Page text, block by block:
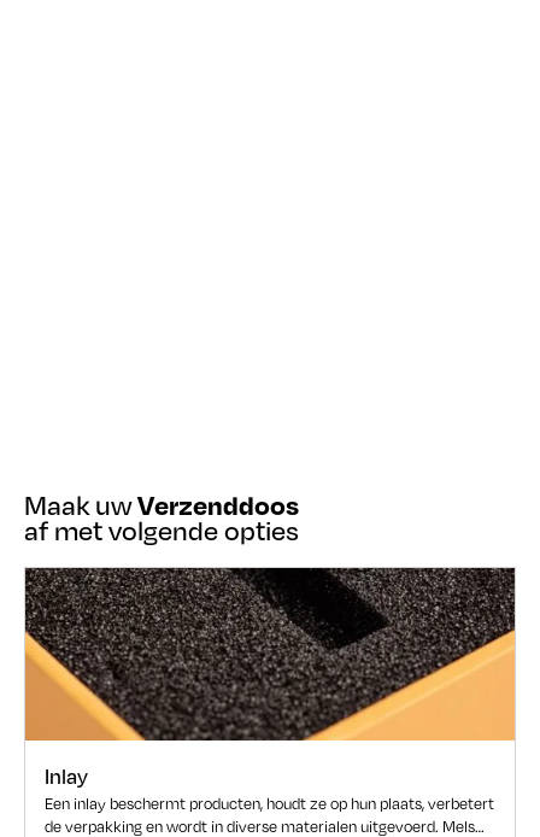
Maak uwVerzenddoos
af met volgende opties
Inlay
Een inlay beschermt producten, houdt ze op hun plaats, verbetert
de verpakking en wordt in diverse materialen uitgevoerd. Mels